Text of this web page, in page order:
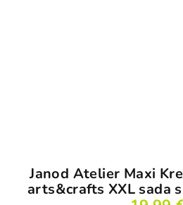
Janod Atelier Maxi
arts&crafts XXL sada